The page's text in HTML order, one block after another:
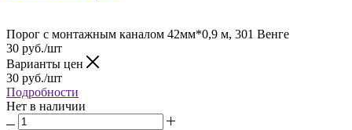
Порог с монтажным каналом 42мм*0,9 м, 301 Венге
30 руб./шт
Варианты цен
30 руб./шт
Подробности
Нет в наличии